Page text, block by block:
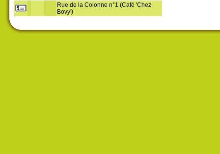
Rue de la Colonne n°1 (Café 'Chez
Bovy')